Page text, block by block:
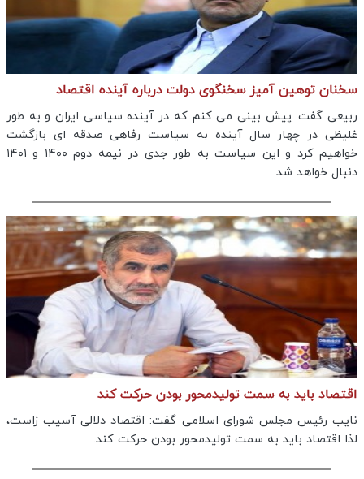
سخنان توهین آمیز سخنگوی دولت درباره آینده اقتصاد
ربیعی گفت: پیش بینی می کنم که در آینده سیاسی ایران و به طور
غلیظی در چهار سال آینده به سیاست رفاهی صدقه ای بازگشت
خواهیم کرد و این سیاست به طور جدی در نیمه دوم ۱۴۰۰ و ۱۴۰۱
دنبال خواهد شد.
اقتصاد باید به سمت تولیدمحور بودن حرکت کند
نایب رئیس مجلس شورای اسلامی گفت: اقتصاد دلالی آسیب زاست،
لذا اقتصاد باید به سمت تولیدمحور بودن حرکت کند.